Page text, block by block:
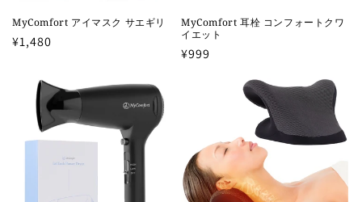
MyComfort アイマスク サエギリ
通
¥1,480
MyComfort 耳栓 コンフォートクワ
イエット
通
¥999